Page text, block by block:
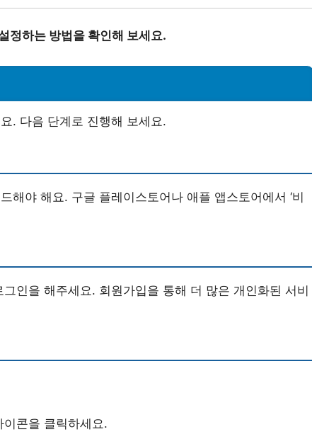
정하는 방법을 확인해 보세요.
. 다음 단계로 진행해 보세요.
해야 해요. 구글 플레이스토어나 애플 앱스토어에서 ‘비
인을 해주세요. 회원가입을 통해 더 많은 개인화된 서비
콘을 클릭하세요.